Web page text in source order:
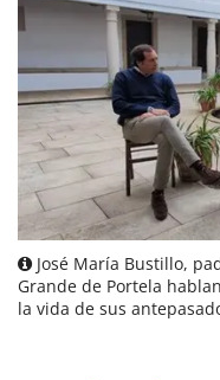
José María Bustillo,
Grande de Portela
la vida de sus